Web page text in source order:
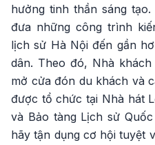
hưởng tinh thần sáng
đưa những công trình
lịch sử Hà Nội đến gần
dân. Theo đó, Nhà
mở cửa đón du khách và
được tổ chức tại Nhà hát
và Bảo tàng Lịch sử
hãy tận dụng cơ hội tuyệt